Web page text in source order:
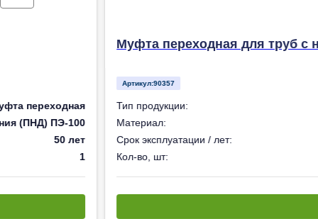
переходная
(ПНД) ПЭ-100
50 лет
1
Муфта переходная для труб с
Артикул:90357
Тип продукции:
Материал:
Срок эксплуатации / лет:
Кол-во, шт: